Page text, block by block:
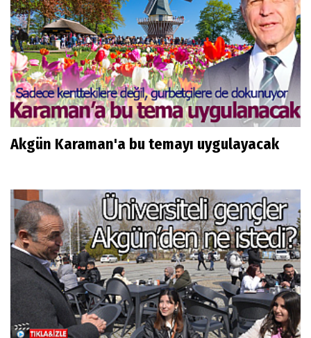
Akgün Karaman'a bu temayı uygulayacak